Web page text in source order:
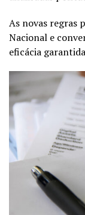
As novas regras
Nacional e
eficácia